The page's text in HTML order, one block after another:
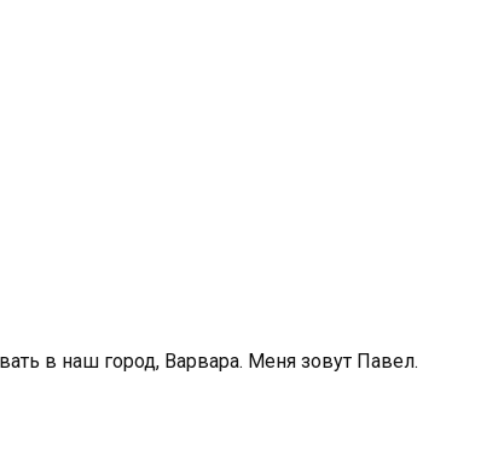
в наш город, Варвара. Меня зовут Павел.